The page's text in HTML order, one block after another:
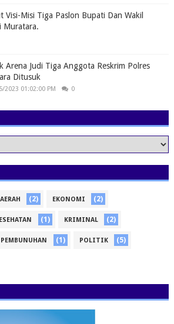
Visi-Misi Tiga Paslon Bupati Dan Wakil
Muratara.
Arena Judi Tiga Anggota Reskrim Polres
Ditusuk
2023 01:02:00 PM 0
(2) EKONOMI (2)
(1) KRIMINAL (2)
PEMBUNUHAN (1) POLITIK (5)